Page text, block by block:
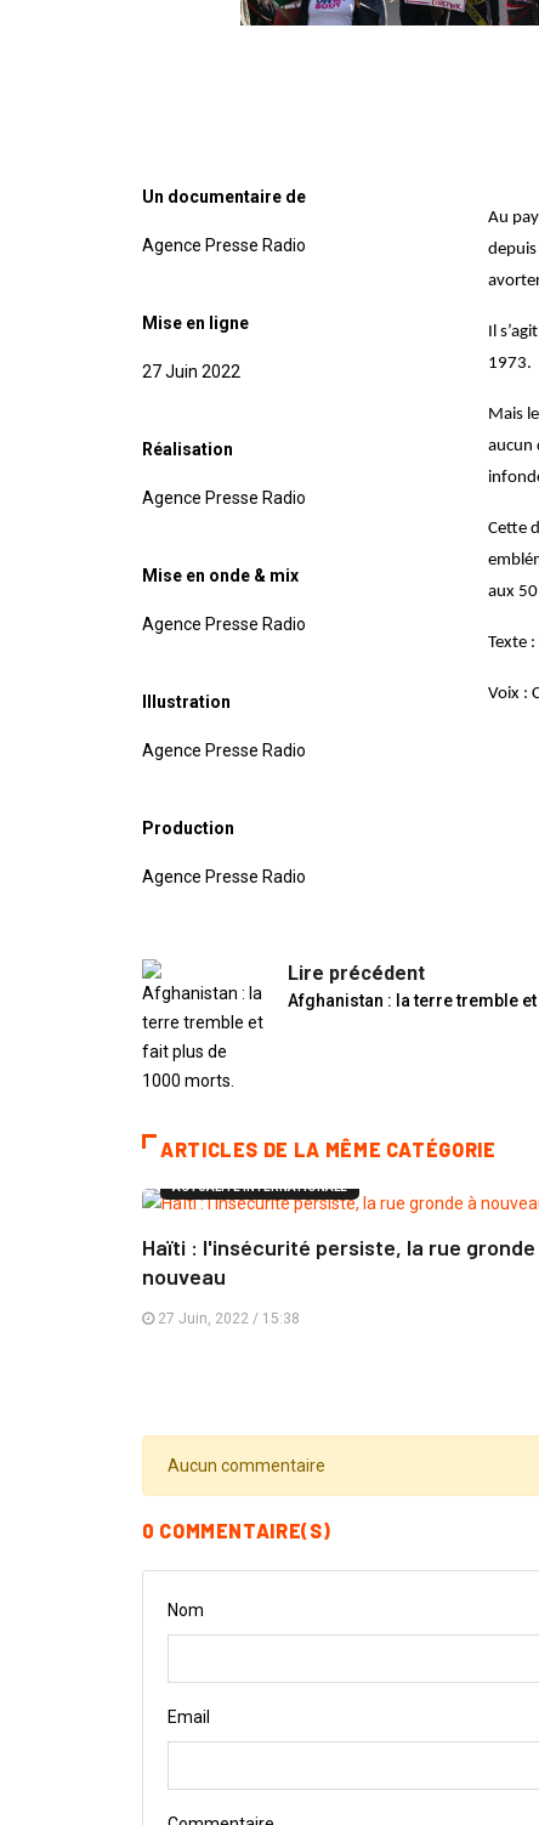
Un documentaire de
Agence Presse Radio
Mise en ligne
27 Juin 2022
Réalisation
Agence Presse Radio
Mise en onde & mix
Agence Presse Radio
Illustration
Agence Presse Radio
Production
Agence Presse Radio
Au
Il
1973.
Mais
aucun
Cette
aux
Texte :
Voix :
Lire précédent
Afghanistan : la terre tremble
ARTICLES DE LA MÊME CATÉGORIE
ACTUALITÉ INTERNATIONALE
Haïti : l'insécurité persiste, la rue gronde
nouveau
27 Juin, 2022 / 15:38
Aucun commentaire
0 COMMENTAIRE(S)
Nom
Email